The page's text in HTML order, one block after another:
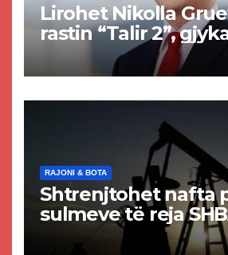
Lirohet Nikolla
rastin “Talir 2”,
akuzat për
paligjshëm të selisë
RAJONI & BOTA
Shtrenjtohet nafta
sulmeve të reja